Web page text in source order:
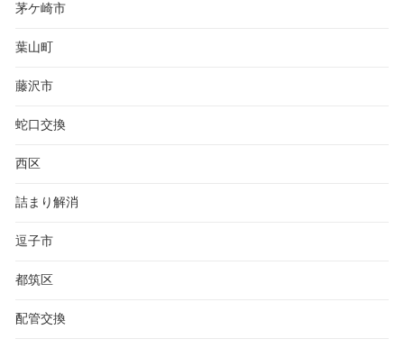
茅ケ崎市
葉山町
藤沢市
蛇口交換
西区
詰まり解消
逗子市
都筑区
配管交換